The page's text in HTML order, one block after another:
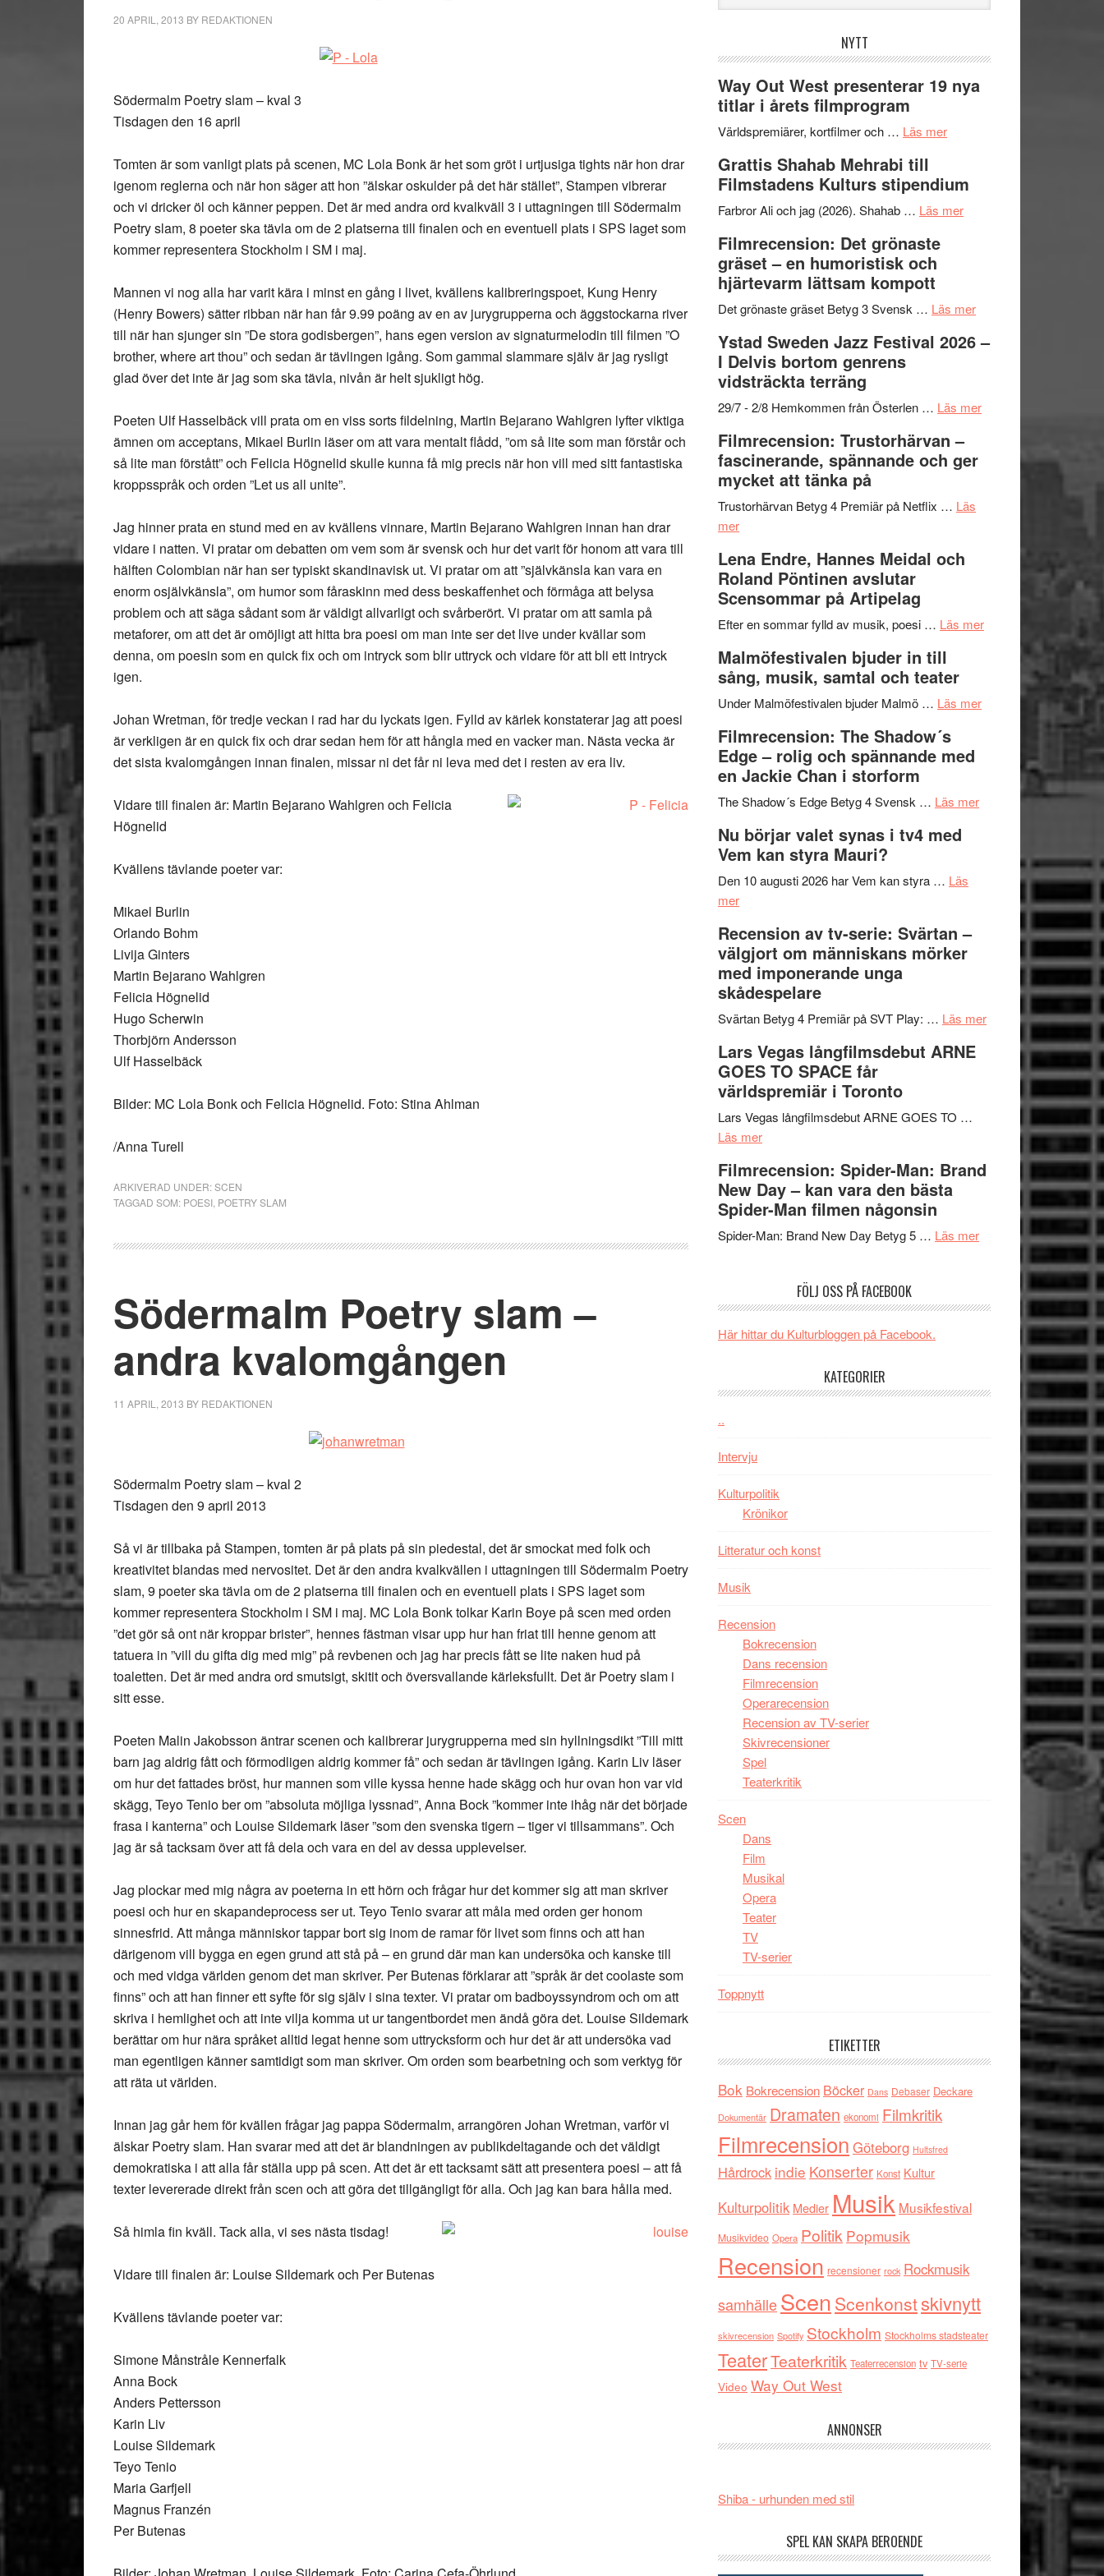
20 APRIL, 2013 BY REDAKTIONEN
Södermalm Poetry slam – kval 3
Tisdagen den 16 april
Tomten är som vanligt plats på scenen, MC Lola Bonk är het som gröt i urtjusiga tights när hon drar
igenom reglerna och när hon säger att hon ”älskar oskulder på det här stället”, Stampen vibrerar
och vi dricker öl och känner peppen. Det är med andra ord kvalkväll 3 i uttagningen till Södermalm
Poetry slam, 8 poeter ska tävla om de 2 platserna till finalen och en eventuell plats i SPS laget som
kommer representera Stockholm i SM i maj.
Mannen vi nog alla har varit kära i minst en gång i livet, kvällens kalibreringspoet, Kung Henry
(Henry Bowers) sätter ribban när han får 9.99 poäng av en av jurygrupperna och äggstockarna river
till när han sjunger sin ”De stora godisbergen”, hans egen version av signaturmelodin till filmen ”O
brother, where art thou” och sedan är tävlingen igång. Som gammal slammare själv är jag rysligt
glad över det inte är jag som ska tävla, nivån är helt sjukligt hög.
Poeten Ulf Hasselbäck vill prata om en viss sorts fildelning, Martin Bejarano Wahlgren lyfter viktiga
ämnen om acceptans, Mikael Burlin läser om att vara mentalt flådd, ”om så lite som man förstår och
så lite man förstått” och Felicia Högnelid skulle kunna få mig precis när hon vill med sitt fantastiska
kroppsspråk och orden ”Let us all unite”.
Jag hinner prata en stund med en av kvällens vinnare, Martin Bejarano Wahlgren innan han drar
vidare i natten. Vi pratar om debatten om vem som är svensk och hur det varit för honom att vara till
hälften Colombian när han ser typiskt skandinavisk ut. Vi pratar om att ”självkänsla kan vara en
enorm osjälvkänsla”, om humor som fåraskinn med dess beskaffenhet och förmåga att belysa
problem och att säga sådant som är väldigt allvarligt och svårberört. Vi pratar om att samla på
metaforer, om att det är omöjligt att hitta bra poesi om man inte ser det live under kvällar som
denna, om poesin som en quick fix och om intryck som blir uttryck och vidare för att bli ett intryck
igen.
Johan Wretman, för tredje veckan i rad har du lyckats igen. Fylld av kärlek konstaterar jag att poesi
är verkligen är en quick fix och drar sedan hem för att hångla med en vacker man. Nästa vecka är
det sista kvalomgången innan finalen, missar ni det får ni leva med det i resten av era liv.
Vidare till finalen är: Martin Bejarano Wahlgren och Felicia
Högnelid
Kvällens tävlande poeter var:
Mikael Burlin
Orlando Bohm
Livija Ginters
Martin Bejarano Wahlgren
Felicia Högnelid
Hugo Scherwin
Thorbjörn Andersson
Ulf Hasselbäck
Bilder: MC Lola Bonk och Felicia Högnelid. Foto: Stina Ahlman
/Anna Turell
ARKIVERAD UNDER:SCEN
TAGGAD SOM: POESI POETRY SLAM
Södermalm Poetry slam –
andra kvalomgången
11 APRIL, 2013 BY REDAKTIONEN
Södermalm Poetry slam – kval 2
Tisdagen den 9 april 2013
Så vi är tillbaka på Stampen, tomten är på plats på sin piedestal, det är smockat med folk och
kreativitet blandas med nervositet. Det är den andra kvalkvällen i uttagningen till Södermalm Poetry
slam, 9 poeter ska tävla om de 2 platserna till finalen och en eventuell plats i SPS laget som
kommer representera Stockholm i SM i maj. MC Lola Bonk tolkar Karin Boye på scen med orden
”det gör så ont när kroppar brister”, hennes fästman visar upp hur han friat till henne genom att
tatuera in ”vill du gifta dig med mig” på revbenen och jag har precis fått se lite naken hud på
toaletten. Det är med andra ord smutsigt, skitit och översvallande kärleksfullt. Det är Poetry slam i
sitt esse.
Poeten Malin Jakobsson äntrar scenen och kalibrerar jurygrupperna med sin hyllningsdikt ”Till mitt
barn jag aldrig fått och förmodligen aldrig kommer få” och sedan är tävlingen igång. Karin Liv läser
om hur det fattades bröst, hur mannen som ville kyssa henne hade skägg och hur ovan hon var vid
skägg, Teyo Tenio ber om ”absoluta möjliga lyssnad”, Anna Bock ”kommer inte ihåg när det började
frasa i kanterna” och Louise Sildemark läser ”som den svenska tigern – tiger vi tillsammans”. Och
jag är så tacksam över att få dela och vara en del av dessa upplevelser.
Jag plockar med mig några av poeterna in ett hörn och frågar hur det kommer sig att man skriver
poesi och hur en skapandeprocess ser ut. Teyo Tenio svarar att måla med orden ger honom
sinnesfrid. Att många människor tappar bort sig inom de ramar för livet som finns och att han
därigenom vill bygga en egen grund att stå på – en grund där man kan undersöka och kanske till
och med vidga världen genom det man skriver. Per Butenas förklarar att ”språk är det coolaste som
finns” och att han finner ett syfte för sig själv i sina texter. Vi pratar om badboyssyndrom och om att
skriva i hemlighet och att inte vilja komma ut ur tangentbordet men ändå göra det. Louise Sildemark
berättar om hur nära språket alltid legat henne som uttrycksform och hur det är att undersöka vad
man egentligen känner samtidigt som man skriver. Om orden som bearbetning och som verktyg för
att räta ut världen.
Innan jag går hem för kvällen frågar jag pappa Södermalm, arrangören Johan Wretman, varför vi
älskar Poetry slam. Han svarar med att det är blandningen av publikdeltagande och det väldigt
demokratiska i att alla får ställa upp på scen. Att det är ett tacksamt sätt att presentera poesi – att få
texter levererade direkt från scen och att göra det tillgängligt för alla. Och jag kan bara hålla med.
Så himla fin kväll. Tack alla, vi ses nästa tisdag!
Vidare till finalen är: Louise Sildemark och Per Butenas
Kvällens tävlande poeter var:
Simone Månstråle Kennerfalk
Anna Bock
Anders Pettersson
Karin Liv
Louise Sildemark
Teyo Tenio
Maria Garfjell
Magnus Franzén
Per Butenas
webbplatsen
NYTT
Way Out West presenterar 19 nya
titlar i årets filmprogram
Världspremiärer, kortfilmer och … Läs merom
West
presenterar
årets
Grattis Shahab Mehrabi till
Filmstadens Kulturs stipendium
Farbror Ali och jag (2026). Shahab … Läs merom
Filmstadens
stipendium
Filmrecension: Det grönaste
gräset – en humoristisk och
hjärtevarm lättsam kompott
Det grönaste gräset Betyg 3 Svensk … Läs merom
Det
–
och
Ystad Sweden Jazz Festival 2026 –
I Delvis bortom genrens
vidsträckta terräng
29/7 - 2/8 Hemkommen från Österlen … Läs merom
vidsträckta
Filmrecension: Trustorhärvan –
fascinerande, spännande och ger
mycket att tänka på
Trustorhärvan Betyg 4 Premiär på Netflix … Läs
merom
Trustorhärvan
–
fascinerande,
spännande
ger
mycket
att
på
Lena Endre, Hannes Meidal och
Roland Pöntinen avslutar
Scensommar på Artipelag
Efter en sommar fylld av musik, poesi … Läs merom
Hannes
Pöntinen
Scensommar
Malmöfestivalen bjuder in till
sång, musik, samtal och teater
Under Malmöfestivalen bjuder Malmö … Läs merom
Malmöfestivalen
Filmrecension: The Shadow´s
Edge – rolig och spännande med
en Jackie Chan i storform
The Shadow´s Edge Betyg 4 Svensk … Läs merom
Shadow
en
storform
Nu börjar valet synas i tv4 med
Vem kan styra Mauri?
Den 10 augusti 2026 har Vem kan styra … Läs
merom
börjar
valet
synas
i
tv4
Vem
kan
styra
Mauri?
Recension av tv-serie: Svärtan –
välgjort om människans mörker
med imponerande unga
skådespelare
Svärtan Betyg 4 Premiär på SVT Play: … Läs merom
Recension
välgjort
människans
mörker
skådespelare
Lars Vegas långfilmsdebut ARNE
GOES TO SPACE får
världspremiär i Toronto
Lars Vegas långfilmsdebut ARNE GOES TO …
Läs merom
Vegas
långfilmsdebut
ARNE
GOES
världspremiär
i
Filmrecension: Spider-Man: Brand
New Day – kan vara den bästa
Spider-Man filmen någonsin
Spider-Man: Brand New Day Betyg 5 … Läs merom
Brand
kan
FÖLJ OSS PÅ FACEBOOK
Här hittar du Kulturbloggen på Facebook.
KATEGORIER
..
Intervju
Kulturpolitik
Krönikor
Litteratur och konst
Musik
Recension
Bokrecension
Dans recension
Filmrecension
Operarecension
Recension av TV-serier
Skivrecensioner
Spel
Teaterkritik
Scen
Dans
Film
Musikal
Opera
Teater
TV
TV-serier
Toppnytt
ETIKETTER
Bok Bokrecension Böcker Dans Debaser Deckare
Dokumentär Dramaten ekonomi Filmkritik
Filmrecension Göteborg Hultsfred
Hårdrock indie Konserter Konst Kultur
Kulturpolitik Medier Musik Musikfestival
Musikvideo Opera Politik Popmusik
Recension recensioner rock Rockmusik
samhälleScen Scenkonstskivnytt
skivrecension Spotify Stockholm Stockholms stadsteater
TeaterTeaterkritik Teaterrecension tv TV-serie
Video Way Out West
ANNONSER
Shiba - urhunden med stil
SPEL KAN SKAPA BEROENDE